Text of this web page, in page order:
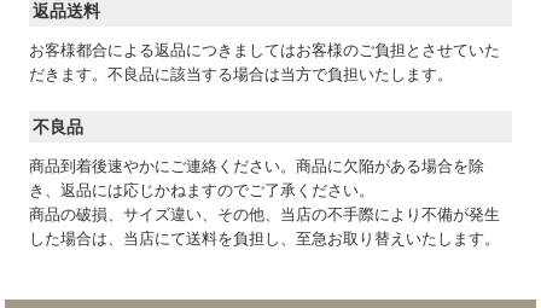
返品送料
お客様都合による返品につきましてはお客様のご負担とさせていた
だきます。不良品に該当する場合は当方で負担いたします。
不良品
商品到着後速やかにご連絡ください。商品に欠陥がある場合を除
き、返品には応じかねますのでご了承ください。
商品の破損、サイズ違い、その他、当店の不手際により不備が発生
した場合は、当店にて送料を負担し、至急お取り替えいたします。